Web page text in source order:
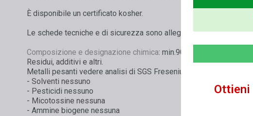
È disponibile un certificato kosher.
Le schede tecniche e di sicurezza sono allegate e scaricabili
Composizione e designazione chimica: min.90% oro AU, resto
Residui, additivi e altri.
Metalli pesanti vedere analisi di SGS Fresenius
- Solventi nessuno
- Pesticidi nessuno
- Micotossine nessuna
- Ammine biogene nessuna
Ottieni